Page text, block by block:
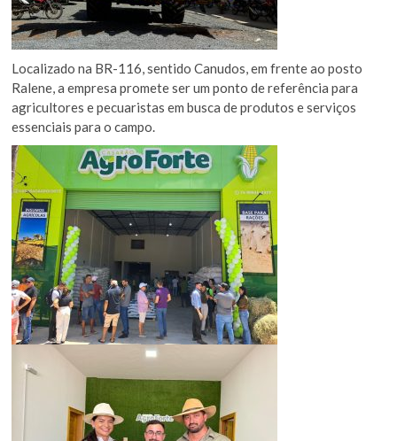
Localizado na BR-116, sentido Canudos, em frente ao posto
Ralene, a empresa promete ser um ponto de referência para
agricultores e pecuaristas em busca de produtos e serviços
essenciais para o campo.